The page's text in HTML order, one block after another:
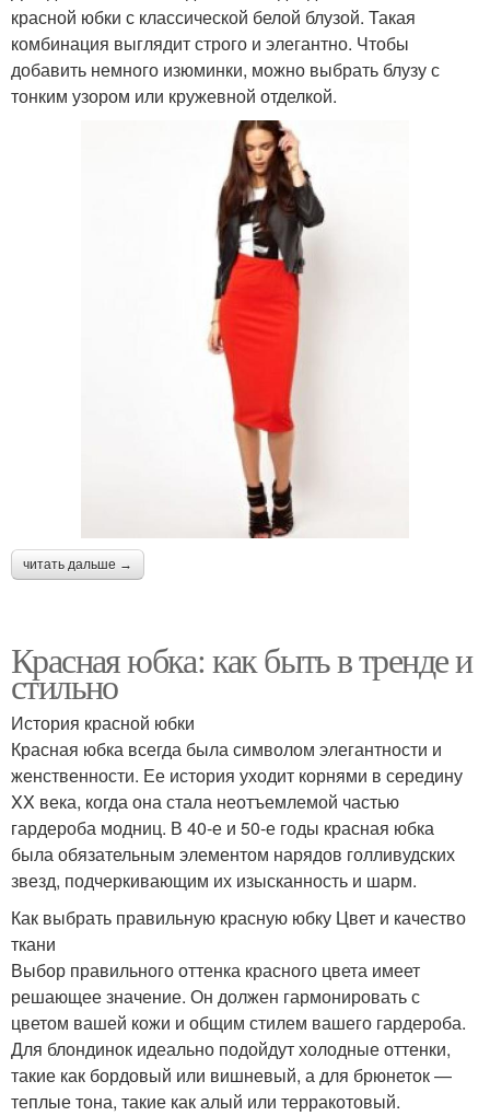
красной юбки с классической белой блузой. Такая
комбинация выглядит строго и элегантно. Чтобы
добавить немного изюминки, можно выбрать блузу с
тонким узором или кружевной отделкой.
читать дальше →
Красная юбка: как быть в тренде и
стильно
История красной юбки
Красная юбка всегда была символом элегантности и
женственности. Ее история уходит корнями в середину
XX века, когда она стала неотъемлемой частью
гардероба модниц. В 40-е и 50-е годы красная юбка
была обязательным элементом нарядов голливудских
звезд, подчеркивающим их изысканность и шарм.
Как выбрать правильную красную юбку Цвет и качество
ткани
Выбор правильного оттенка красного цвета имеет
решающее значение. Он должен гармонировать с
цветом вашей кожи и общим стилем вашего гардероба.
Для блондинок идеально подойдут холодные оттенки,
такие как бордовый или вишневый, а для брюнеток —
теплые тона, такие как алый или терракотовый.